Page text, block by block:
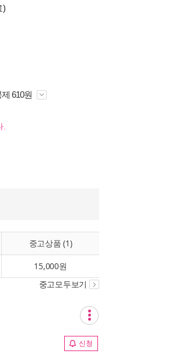
)
610원
중고상품 (1)
15,000원
중고모두보기
신청